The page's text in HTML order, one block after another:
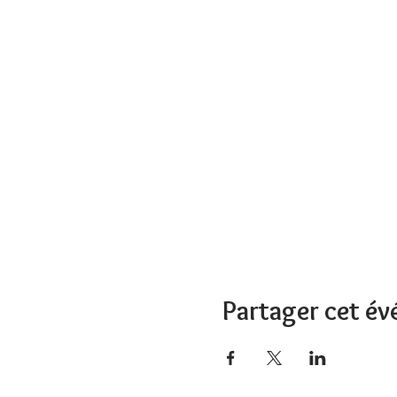
Partager cet